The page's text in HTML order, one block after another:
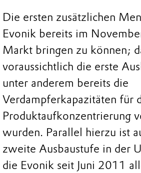
Die ersten zusätzlichen
Evonik bereits im
Markt bringen zu können;
voraussichtlich die erste
unter anderem bereits die
Verdampferkapazitäten für
Produktaufkonzentrierung
wurden. Parallel hierzu ist
zweite Ausbaustufe in der
die Evonik seit Juni 2011